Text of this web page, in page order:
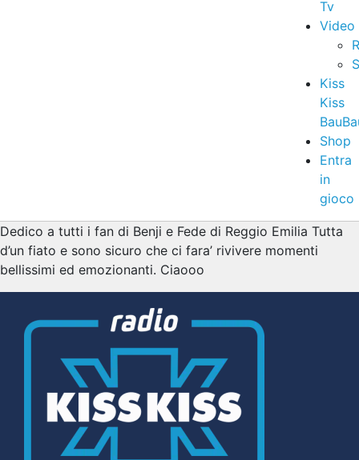
Tv
Video
Kiss
Kiss
Shop
Entra
in
gioco
Dedico a tutti i fan di Benji e Fede di Reggio Emilia Tutta
d’un fiato e sono sicuro che ci fara’ rivivere momenti
bellissimi ed emozionanti. Ciaooo